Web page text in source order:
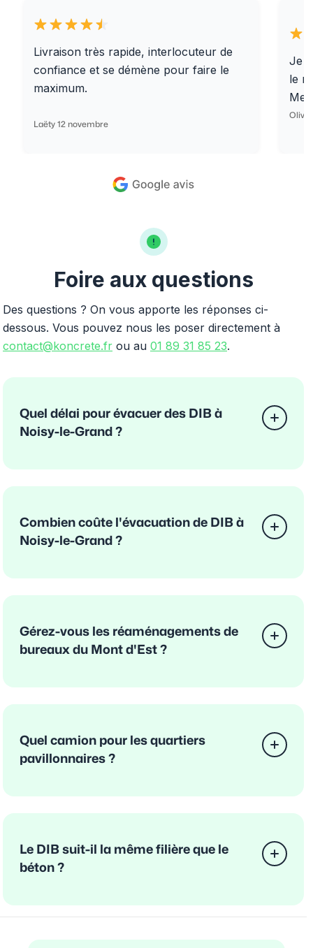
Livraison très rapide, interlocuteur de
confiance et se démène pour faire le
maximum.
Laëty 12 novembre
Je
le
Foire aux questions
Des questions ? On vous apporte les réponses ci-
dessous. Vous pouvez nous les poser directement à
contact@koncrete.fr ou au 01 89 31 85 23.
Quel délai pour évacuer des DIB à
Noisy-le-Grand ?
Combien coûte l'évacuation de DIB à
Noisy-le-Grand ?
Gérez-vous les réaménagements de
bureaux du Mont d'Est ?
Quel camion pour les quartiers
pavillonnaires ?
Le DIB suit-il la même filière que le
béton ?